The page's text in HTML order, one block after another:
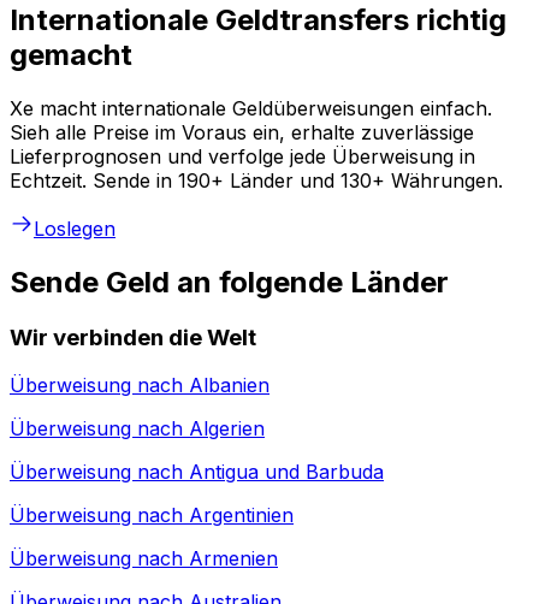
Internationale Geldtransfers richtig
gemacht
Xe macht internationale Geldüberweisungen einfach.
Sieh alle Preise im Voraus ein, erhalte zuverlässige
Lieferprognosen und verfolge jede Überweisung in
Echtzeit. Sende in 190+ Länder und 130+ Währungen.
Loslegen
Sende Geld an folgende Länder
Wir verbinden die Welt
Überweisung nach Albanien
Überweisung nach Algerien
Überweisung nach Antigua und Barbuda
Überweisung nach Argentinien
Überweisung nach Armenien